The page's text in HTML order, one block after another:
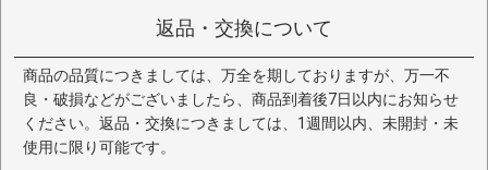
返品・交換について
商品の品質につきましては、万全を期しておりますが、万一不
良・破損などがございましたら、商品到着後7日以内にお知らせ
ください。返品・交換につきましては、1週間以内、未開封・未
使用に限り可能です。